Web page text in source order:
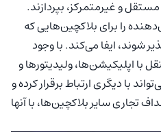
و غیرمتمرکز، بپردازند.
را برای بلاکچین‌هایی که
شوند، ایفا می‌کند. با وجود
اپلیکیشن‌ها، ولیدیتورها و
با دیگری ارتباط برقرار کرده و
تجاری سایر بلاکچین‌ها، با آنها